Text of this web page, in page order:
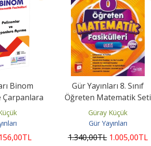
Binom
Çarpanlara
156,00TL
Gür Yayınları 8. Sınıf
Öğreten Matematik Seti
Güray Küçük
Gür Yayınları
1.340,00TL 1.005,00TL